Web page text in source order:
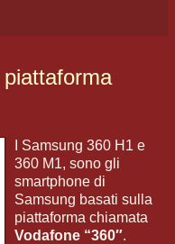
I Samsung 360 H1 e
360 M1, sono gli
smartphone di
Samsung basati sulla
piattaforma chiamata
Vodafone “360″.